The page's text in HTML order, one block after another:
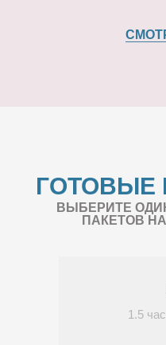
ГОТОВЫЕ
ВЫБЕРИТЕ
ПАКЕТОВ
1.5